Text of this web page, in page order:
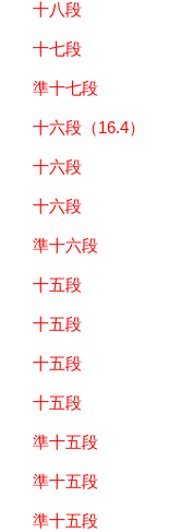
十八段
十七段
準十七段
十六段（16.4）
十六段
十六段
準十六段
十五段
十五段
十五段
十五段
準十五段
準十五段
準十五段